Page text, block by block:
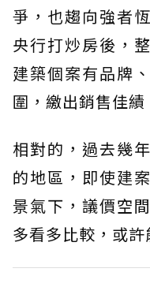
爭，也趨向強者
央行打炒房後，
建築個案有品牌
圍，繳出銷售佳績
相對的，過去幾
的地區，即使建
景氣下，議價空
多看多比較，或許